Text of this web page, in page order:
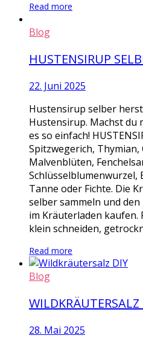
Read more
Blog
HUSTENSIRUP
22. Juni 2025
Hustensirup selber
Hustensirup. Machst du
es so einfach!
Spitzwegerich, Thymian,
Malvenblüten,
Schlüsselblumenwurzel,
Tanne oder Fichte. Die
selber sammeln und
im Kräuterladen kaufen.
klein schneiden,
Read more
Blog
WILDKRÄUTERSALZ
28. Mai 2025